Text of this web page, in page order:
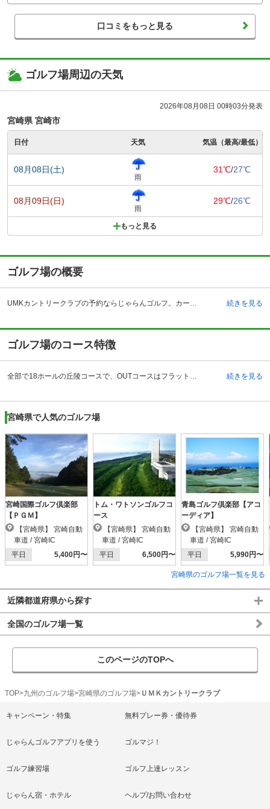
口コミをもっと見る
ゴルフ場周辺の天気
2026年08月08日 00時03分発表
宮崎県 宮崎市
日付 天気 気温（最高/最低）
08月08日(土)
雨
31℃/27℃
08月09日(日)
雨
29℃/26℃
もっと見る
ゴルフ場の概要
UMKカントリークラブの予約ならじゃらんゴルフ。カートの有無や利用税、キャンセル料、ナイター設備、駐車場などのコース情報はもちろん、口コミ、フォトギャラリーなどコースの難易度や攻略に役立つ情報充実、予約する度にポイントが貯まるのでお得にゴルフをお楽しみ頂けます。 宮崎県宮崎市に位置するUMKカントリークラブは、国道219号線/宮崎駅より約8キロメートルの場所にあり、JR日豊本線/日向住吉駅からは車でわずか4分と、アクセスのよさが特徴のゴルフ場です。平成3年に開場したのち、2007年には九州オープンゴルフ選手権競技大会決勝が開催されるなど、上級者も十分に楽しめる内容となっています。設計者はゴルフ評論家としても知られている大西久光氏で、メンテナンスが行き届いたコースは、戦略性に飛んだスリリングある仕上がりが特徴。赤い屋根が目印のクラブハウスは、100名収納可能な喫茶室から緑のコースを一望できるつくりで、待ち時間にゆっくりとくつろぐことも可能です。さらに浴室、サウナ、アメニティグッズも完備されており、プレーを思う存分満喫できる設備が整っています。 続きを見る
ゴルフ場のコース特徴
全部で18ホールの丘陵コースで、OUTコースはフラットながら距離もたっぷりあり、フェアウェイは伸び伸びと打てます。INコースは、変化に富んだ丘陵地らしいコースで、緩やかな傾斜もみられることから、クラブ選択が難しくなっています。随所に難しさを秘めていることから、アベレージクラスにおすすめの内容といえます。OUTコースはスコアをまとめやすいため、油断してしまうプレーヤーも多いかもしれませんが、注目したいのはINの12～14番。気を引き締めて攻めないとかなり苦戦する可能性があり、後半は一気にくずれてしまうことも。難易度も高めということで、リベンジをしに何度も訪れるケースも多く、九州地区以外のプレーヤーにも人気となっています。練習場も完備されているので、まずはこちらでじっくりと腕を磨くのも良いでしょう。 続きを見る
宮崎県で人気のゴルフ場
宮崎国際ゴルフ倶楽部
【ＰＧＭ】
車道 / 宮崎IC
平日
5,400円〜
トム・ワトソンゴルフコ
ース
車道 / 宮崎IC
平日
6,500円〜
青島ゴルフ倶楽部【アコ
ーディア】
車道 / 宮崎IC
平日
5,990円〜
宮崎県のゴルフ場一覧を見る
近隣都道府県から探す
全国のゴルフ場一覧
このページのTOPへ
TOP 九州のゴルフ場 宮崎県のゴルフ場 ＵＭＫカントリークラブ
キャンペーン・特集 無料プレー券・優待券
じゃらんゴルフアプリを使う ゴルマジ！
ゴルフ練習場 ゴルフ上達レッスン
じゃらん宿・ホテル ヘルプ/お問い合わせ